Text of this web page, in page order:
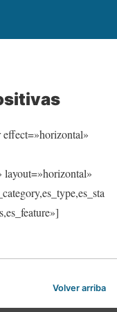
layout=»horizontal»
Volver arriba